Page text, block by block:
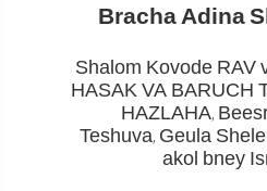
1. Bracha Adina
Shalom Kovode RAV
HASAK VA BARUCH
HAZLAHA,
Teshuva, Geula
akol bney